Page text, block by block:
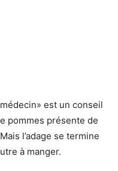
est un conseil
pommes présente de
l’adage se termine
à manger.